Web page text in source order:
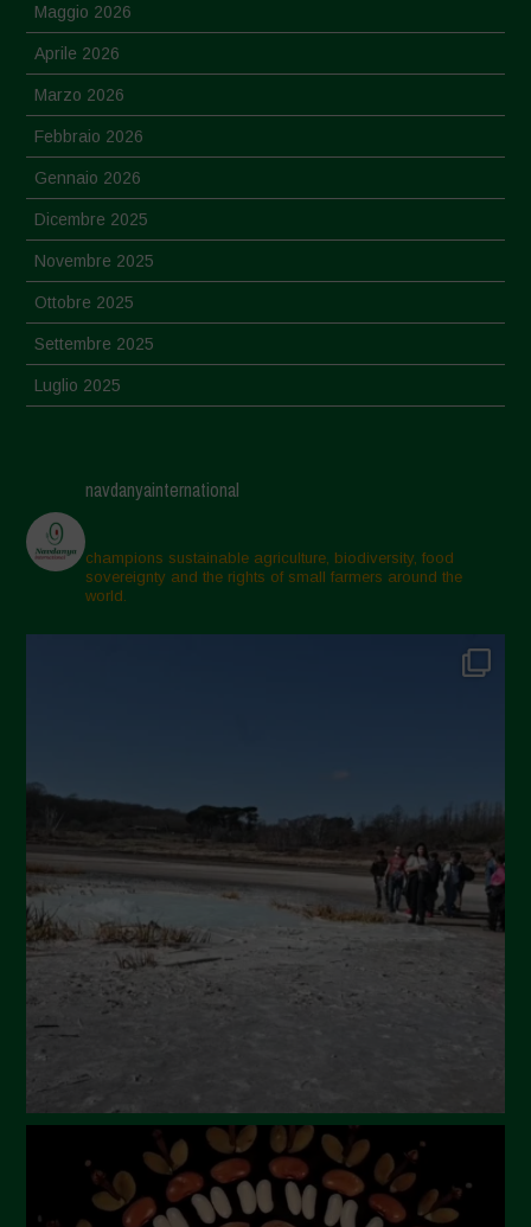
Maggio 2026
Aprile 2026
Marzo 2026
Febbraio 2026
Gennaio 2026
Dicembre 2025
Novembre 2025
Ottobre 2025
Settembre 2025
Luglio 2025
Aprile 2025
Marzo 2025
Febbraio 2025
Gennaio 2025
Settembre 2024
Luglio 2024
Maggio 2024
Aprile 2024
Marzo 2024
Febbraio 2024
Ottobre 2023
Settembre 2023
navdanyainternational
champions sustainable agriculture, biodiversity, food
sovereignty and the rights of small farmers around the
world.